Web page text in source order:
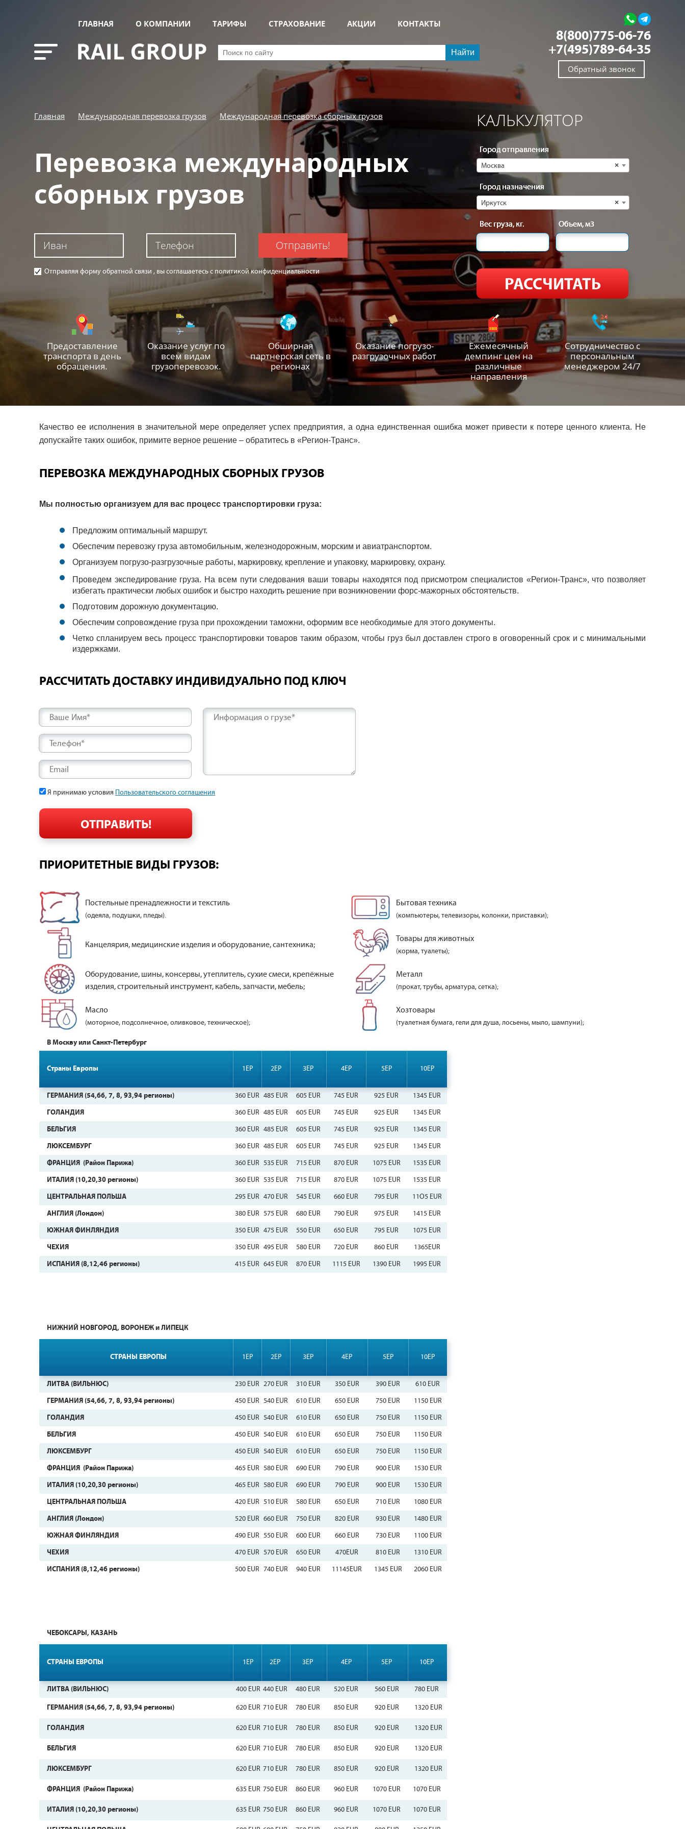
ГЛАВНАЯ О КОМПАНИИ ТАРИФЫ СТРАХОВАНИЕ АКЦИИ КОНТАКТЫ
Найти
8(800)775-06-76
+7(495)789-64-35
Обратный звонок
Главная Международная перевозка грузов Международная перевозка сборных грузов
Перевозка международных
сборных грузов
Отправить!
Отправляя форму обратной связи , вы соглашаетесь с политикой конфиденциальности
КАЛЬКУЛЯТОР
Город отправления
×
Москва
Город назначения
×
Иркутск
Вес груза, кг. Объем, м3
Предоставление
транспорта в день
обращения.
Оказание услуг по
всем видам
грузоперевозок.
Обширная
партнерская сеть в
регионах
Оказание погрузо-
разгрузочных работ
Ежемесячный
демпинг цен на
различные
направления
Сотрудничество с
персональным
менеджером 24/7
Качество ее исполнения в значительной мере определяет успех предприятия, а одна единственная ошибка может привести к потере ценного клиента. Не
допускайте таких ошибок, примите верное решение – обратитесь в «Регион-Транс».
ПЕРЕВОЗКА МЕЖДУНАРОДНЫХ СБОРНЫХ ГРУЗОВ
Мы полностью организуем для вас процесс транспортировки груза:
Предложим оптимальный маршрут.
Обеспечим перевозку груза автомобильным, железнодорожным, морским и авиатранспортом.
Организуем погрузо-разгрузочные работы, маркировку, крепление и упаковку, маркировку, охрану.
Проведем экспедирование груза. На всем пути следования ваши товары находятся под присмотром специалистов «Регион-Транс», что позволяет
избегать практически любых ошибок и быстро находить решение при возникновении форс-мажорных обстоятельств.
Подготовим дорожную документацию.
Обеспечим сопровождение груза при прохождении таможни, оформим все необходимые для этого документы.
Четко спланируем весь процесс транспортировки товаров таким образом, чтобы груз был доставлен строго в оговоренный срок и с минимальными
издержками.
РАССЧИТАТЬ ДОСТАВКУ ИНДИВИДУАЛЬНО ПОД КЛЮЧ
Ваше Имя*
Телефон*
Email
Информация о грузе*
Я принимаю условия Пользовательского соглашения
ПРИОРИТЕТНЫЕ ВИДЫ ГРУЗОВ:
Постельные пренадлежности и текстиль
(одеяла, подушки, пледы).
Бытовая техника
(компьютеры, телевизоры, колонки, приставки);
Канцелярия, медицинские изделия и оборудование, сантехника;
Товары для животных
(корма, туалеты);
Оборудование, шины, консервы, утеплитель, сухие смеси, крепёжные
изделия, строительный инструмент, кабель, запчасти, мебель;
Металл
(прокат, трубы, арматура, сетка);
Масло
(моторное, подсолнечное, оливковое, техническое);
Хозтовары
(туалетная бумага, гели для душа, лосьены, мыло, шампуни);
В Москву или Санкт-Петербург
Страны Европы 1EP 2EP 3EP 4EP 5EP 10EP
ГЕРМАНИЯ (54,66, 7, 8, 93,94 регионы) 360 EUR 485 EUR 605 EUR 745 EUR 925 EUR 1345 EUR
ГОЛАНДИЯ 360 EUR 485 EUR 605 EUR 745 EUR 925 EUR 1345 EUR
БЕЛЬГИЯ 360 EUR 485 EUR 605 EUR 745 EUR 925 EUR 1345 EUR
ЛЮКСЕМБУРГ 360 EUR 485 EUR 605 EUR 745 EUR 925 EUR 1345 EUR
ФРАНЦИЯ (Район Парижа) 360 EUR 535 EUR 715 EUR 870 EUR 1075 EUR 1535 EUR
ИТАЛИЯ (10,20,30 регионы) 360 EUR 535 EUR 715 EUR 870 EUR 1075 EUR 1535 EUR
ЦЕНТРАЛЬНАЯ ПОЛЬША 295 EUR 470 EUR 545 EUR 660 EUR 795 EUR 11O5 EUR
АНГЛИЯ (Лондон) 380 EUR 575 EUR 680 EUR 790 EUR 975 EUR 1415 EUR
ЮЖНАЯ ФИНЛЯНДИЯ 350 EUR 475 EUR 550 EUR 650 EUR 795 EUR 1075 EUR
ЧЕХИЯ 350 EUR 495 EUR 580 EUR 720 EUR 860 EUR 1365EUR
ИСПАНИЯ (8,12,46 регионы) 415 EUR 645 EUR 870 EUR 1115 EUR 1390 EUR 1995 EUR
НИЖНИЙ НОВГОРОД, ВОРОНЕЖ и ЛИПЕЦК
СТРАНЫ ЕВРОПЫ 1EP 2EP 3EP 4EP 5EP 10EP
ЛИТВА (ВИЛЬНЮС) 230 EUR 270 EUR 310 EUR 350 EUR 390 EUR 610 EUR
ГЕРМАНИЯ (54,66, 7, 8, 93,94 регионы) 450 EUR 540 EUR 610 EUR 650 EUR 750 EUR 1150 EUR
ГОЛАНДИЯ 450 EUR 540 EUR 610 EUR 650 EUR 750 EUR 1150 EUR
БЕЛЬГИЯ 450 EUR 540 EUR 610 EUR 650 EUR 750 EUR 1150 EUR
ЛЮКСЕМБУРГ 450 EUR 540 EUR 610 EUR 650 EUR 750 EUR 1150 EUR
ФРАНЦИЯ (Район Парижа) 465 EUR 580 EUR 690 EUR 790 EUR 900 EUR 1530 EUR
ИТАЛИЯ (10,20,30 регионы) 465 EUR 580 EUR 690 EUR 790 EUR 900 EUR 1530 EUR
ЦЕНТРАЛЬНАЯ ПОЛЬША 420 EUR 510 EUR 580 EUR 650 EUR 710 EUR 1080 EUR
АНГЛИЯ (Лондон) 520 EUR 660 EUR 750 EUR 820 EUR 930 EUR 1480 EUR
ЮЖНАЯ ФИНЛЯНДИЯ 490 EUR 550 EUR 600 EUR 660 EUR 730 EUR 1100 EUR
ЧЕХИЯ 470 EUR 570 EUR 650 EUR 470EUR 810 EUR 1310 EUR
ИСПАНИЯ (8,12,46 регионы) 500 EUR 740 EUR 940 EUR 11145EUR 1345 EUR 2060 EUR
ЧЕБОКСАРЫ, КАЗАНЬ
СТРАНЫ ЕВРОПЫ 1EP 2EP 3EP 4EP 5EP 10EP
ЛИТВА (ВИЛЬНЮС) 400 EUR 440 EUR 480 EUR 520 EUR 560 EUR 780 EUR
ГЕРМАНИЯ (54,66, 7, 8, 93,94 регионы) 620 EUR 710 EUR 780 EUR 850 EUR 920 EUR 1320 EUR
ГОЛАНДИЯ 620 EUR 710 EUR 780 EUR 850 EUR 920 EUR 1320 EUR
БЕЛЬГИЯ 620 EUR 710 EUR 780 EUR 850 EUR 920 EUR 1320 EUR
ЛЮКСЕМБУРГ 620 EUR 710 EUR 780 EUR 850 EUR 920 EUR 1320 EUR
ФРАНЦИЯ (Район Парижа) 635 EUR 750 EUR 860 EUR 960 EUR 1070 EUR 1070 EUR
ИТАЛИЯ (10,20,30 регионы) 635 EUR 750 EUR 860 EUR 960 EUR 1070 EUR 1070 EUR